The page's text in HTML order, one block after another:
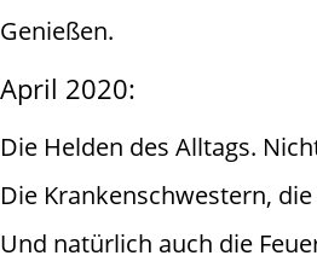
Genießen.
April 2020:
Die Helden des Alltags.
Die Krankenschwestern,
Und natürlich auch die